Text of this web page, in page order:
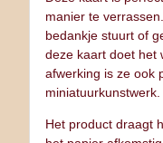
manier te
bedankje stuurt of
deze kaart doet het
afwerking is ze ook
miniatuurkunstwerk.
Het product draagt